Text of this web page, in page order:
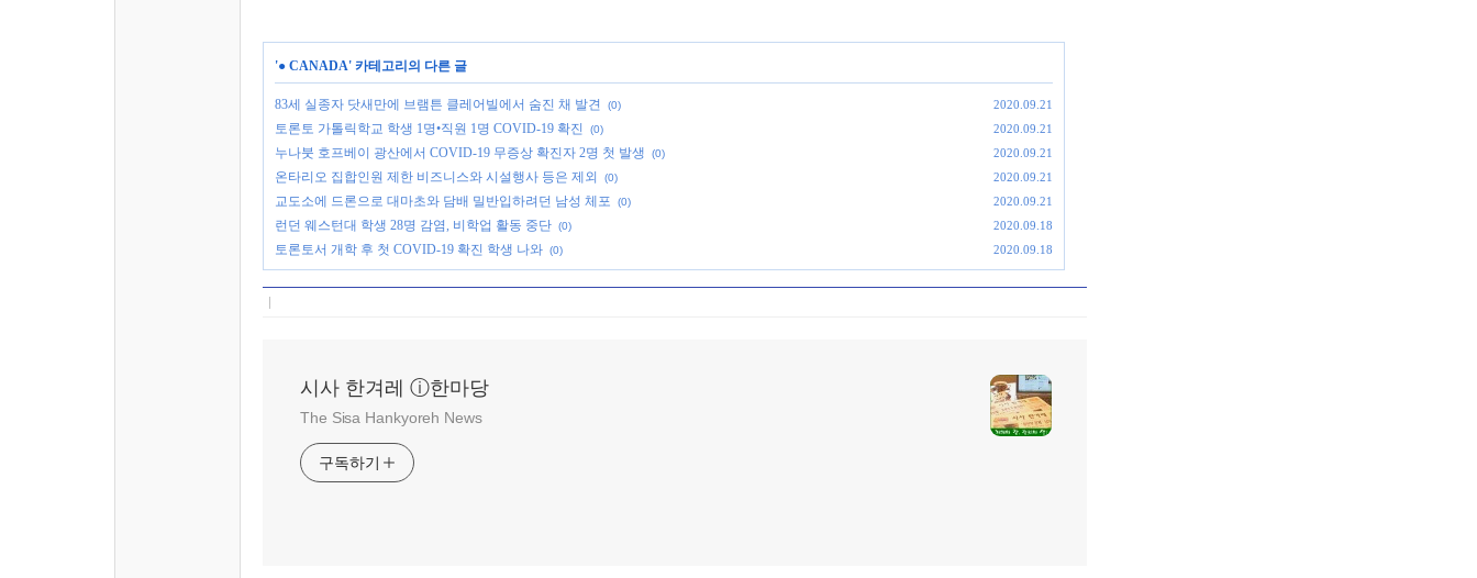
'● CANADA' 카테고리의 다른 글
83세 실종자 닷새만에 브램튼 클레어빌에서 숨진 채 발견 (0) 2020.09.21
토론토 가톨릭학교 학생 1명•직원 1명 COVID-19 확진 (0) 2020.09.21
누나붓 호프베이 광산에서 COVID-19 무증상 확진자 2명 첫 발생 (0) 2020.09.21
온타리오 집합인원 제한 비즈니스와 시설행사 등은 제외 (0) 2020.09.21
교도소에 드론으로 대마초와 담배 밀반입하려던 남성 체포 (0) 2020.09.21
런던 웨스턴대 학생 28명 감염, 비학업 활동 중단 (0) 2020.09.18
토론토서 개학 후 첫 COVID-19 확진 학생 나와 (0) 2020.09.18
시사 한겨레 ⓘ한마당
The Sisa Hankyoreh News
구독하기